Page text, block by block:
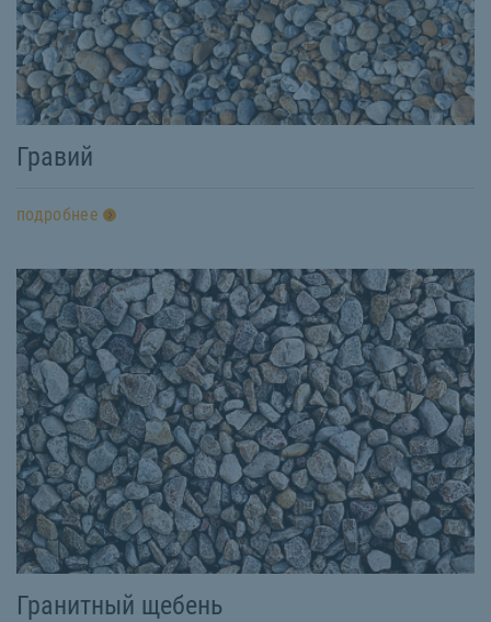
Гравий
подробнее
Гранитный щебень